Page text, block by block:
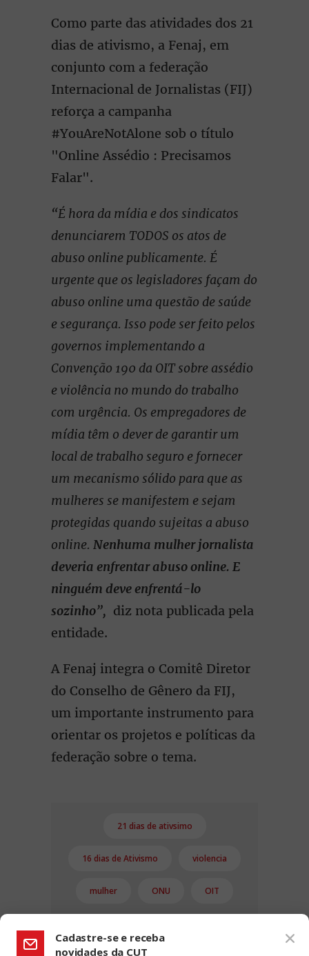
Como parte das atividades dos 21
dias de ativismo, a Fenaj, em
conjunto com a federação
Internacional de Jornalistas (FIJ)
reforça a campanha
#YouAreNotAlone sob o título
"Online Assédio : Precisamos
Falar".
“É hora da mídia e dos sindicatos
denunciarem TODOS os atos de
abuso online publicamente. É
urgente que os legisladores façam do
abuso online uma questão de saúde
e segurança. Isso pode ser feito pelos
governos implementando a
Convenção 190 da OIT sobre assédio
e violência no mundo do trabalho
com urgência. Os empregadores de
mídia têm o dever de garantir um
local de trabalho seguro e fornecer
um mecanismo sólido para que as
mulheres se manifestem e sejam
protegidas quando sujeitas a abuso
online. Nenhuma mulher jornalista
deveria enfrentar abuso online. E
ninguém deve enfrentá-lo
sozinho”, diz nota publicada pela
entidade.
A Fenaj integra o Comitê Diretor
do Conselho de Gênero da FIJ,
um importante instrumento para
orientar os projetos e políticas da
federação sobre o tema.
21 dias de ativsimo
16 dias de Ativismo violencia
mulher ONU OIT
Cadastre-se e receba
novidades da CUT